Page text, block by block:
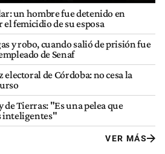
un hombre fue detenido en
el femicidio de su esposa
y robo, cuando salió de prisión fue
de Senaf
de Córdoba: no cesa la
de Tierras: "Es una pelea que
inteligentes"
VER MÁS